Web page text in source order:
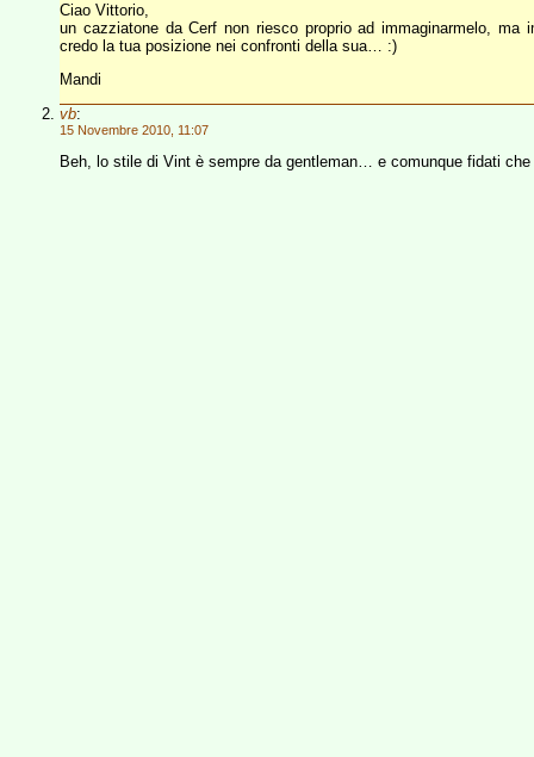
Ciao Vittorio,
un cazziatone da Cerf non riesco proprio ad immaginarmelo, ma
credo la tua posizione nei confronti della sua… :)
Mandi
vb:
15 Novembre 2010, 11:07
Beh, lo stile di Vint è sempre da gentleman… e comunque fidati